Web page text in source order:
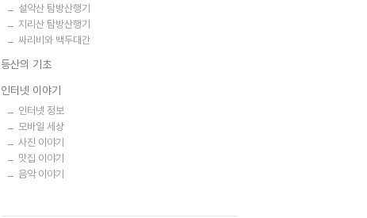
설악산 탐방산행기
지리산 탐방산행기
싸리비와 백두대간
등산의 기초
인터넷 이야기
인터넷 정보
모바일 세상
사진 이야기
맛집 이야기
음악 이야기